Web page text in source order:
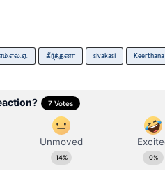
கீர்த்தனா sivakasi Keerthana